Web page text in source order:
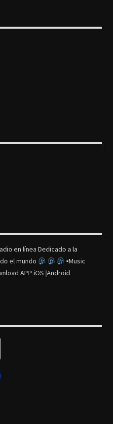
en línea Dedicado a la
el mundo
▪Music
APP iOS |Android